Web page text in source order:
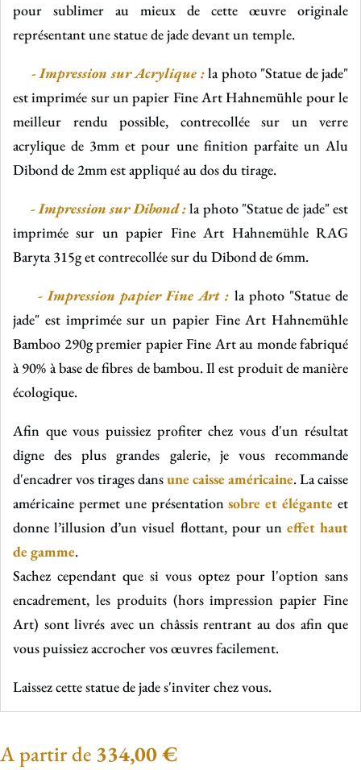
pour sublimer au mieux de cette œuvre originale
représentant une statue de jade devant un temple.
-Impression sur Acrylique :la photo "Statue de jade"
est imprimée sur un papier Fine Art Hahnemühle pour le
meilleur rendu possible, contrecollée sur un verre
acrylique de 3mm et pour une finition parfaite un Alu
Dibond de 2mm est appliqué au dos du tirage.
- Impression sur Dibond :la photo "Statue de jade" est
imprimée sur un papier Fine Art Hahnemühle RAG
Baryta 315g et contrecollée sur du Dibond de 6mm.
- Impression papier Fine Art : la photo "Statue de
jade" est imprimée sur un papier Fine Art Hahnemühle
Bamboo 290gpremier papier Fine Art au monde fabriqué
à 90% à base de fibres de bambou. Il est produit de manière
écologique.
Afin que vous puissiez profiter chez vous d'un résultat
digne des plus grandes galerie, je vous recommande
d'encadrer vos tirages dansune caisse américaine. La caisse
américaine permet une présentationsobre et élégante et
donne l’illusion d’un visuel flottant, pour un effet haut
de gamme.
Sachez cependant que si vous optez pour l'option sans
encadrement, les produits (hors impression papier Fine
Art) sont livrés avec un châssis rentrant au dos afin que
vous puissiez accrocher vos œuvres facilement.
Laissez cette statue de jade s'inviter chez vous.
A partir de 334,00€